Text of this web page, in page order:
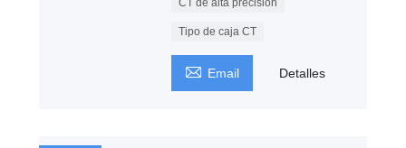
CT de alta precisión
Tipo de caja CT
 Email Detalles